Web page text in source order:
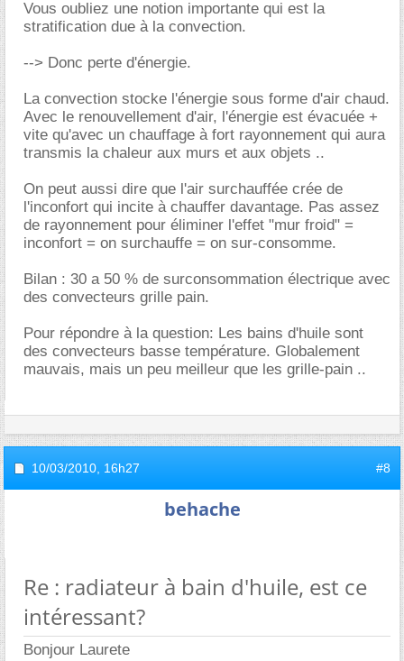
Vous oubliez une notion importante qui est la
stratification due à la convection.
--> Donc perte d'énergie.
La convection stocke l'énergie sous forme d'air chaud.
Avec le renouvellement d'air, l'énergie est évacuée +
vite qu'avec un chauffage à fort rayonnement qui aura
transmis la chaleur aux murs et aux objets ..
On peut aussi dire que l'air surchauffée crée de
l'inconfort qui incite à chauffer davantage. Pas assez
de rayonnement pour éliminer l'effet "mur froid" =
inconfort = on surchauffe = on sur-consomme.
Bilan : 30 a 50 % de surconsommation électrique avec
des convecteurs grille pain.
Pour répondre à la question: Les bains d'huile sont
des convecteurs basse température. Globalement
mauvais, mais un peu meilleur que les grille-pain ..
10/03/2010, 16h27 #8
behache
Re : radiateur à bain d'huile, est ce
intéressant?
Bonjour Laurete